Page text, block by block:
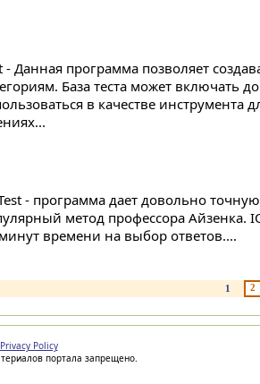
- Данная программа позволяет
База теста может включать
в качестве
- программа дает довольно
метод профессора Айзенка.
времени на выбор ответов....
1 2
Privacy Policy
портала запрещено.